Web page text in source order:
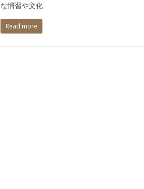
な慣習や文化
Read more